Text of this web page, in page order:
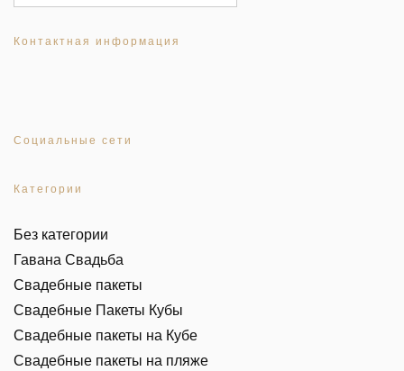
Контактная информация
Социальные сети
Категории
Без категории
Гавана Свадьба
Свадебные пакеты
Свадебные Пакеты Кубы
Свадебные пакеты на Кубе
Свадебные пакеты на пляже